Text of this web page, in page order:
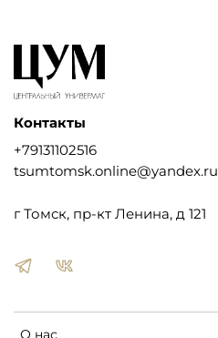
О нас
Контакты
+79131102516
tsumtomsk.online@yandex.ru
г Томск, пр-кт Ленина, д 121